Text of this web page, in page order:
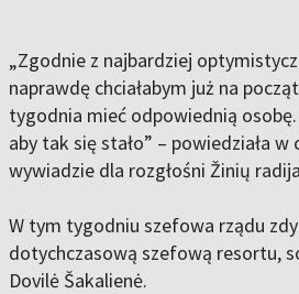
„Zgodnie z najbardziej
naprawdę chciałabym już na
tygodnia mieć odpowiednią
aby tak się stało” – powiedziała
wywiadzie dla rozgłośni Žinių
W tym tygodniu szefowa rządu
dotychczasową szefową resortu,
Dovilė Šakalienė.